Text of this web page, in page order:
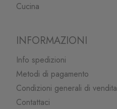
Cucina
INFORMAZIONI
Info spedizioni
Metodi di pagamento
Condizioni generali di vendita
Contattaci